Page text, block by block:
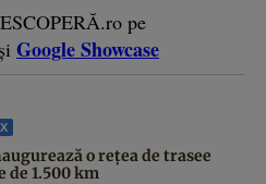
pe
și Google Showcase
o rețea de trasee
de 1.500 km